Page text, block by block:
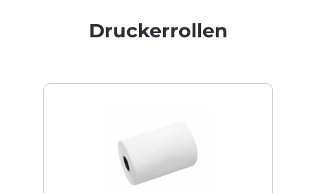
Produktgalerie überspringen
Druckerrollen